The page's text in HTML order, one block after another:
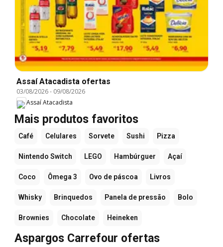
Assaí Atacadista ofertas
03/08/2026- 09/08/2026
Assaí Atacadista
Mais produtos favoritos
Café Celulares Sorvete Sushi Pizza
Nintendo Switch LEGO Hambúrguer Açaí
Coco Ômega 3 Ovo de páscoa Livros
Whisky Brinquedos Panela de pressão Bolo
Brownies Chocolate Heineken
Aspargos Carrefour ofertas